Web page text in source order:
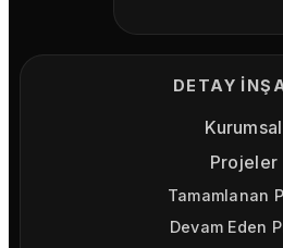
DETAY
Kurumsal
Projeler
Tamamlanan
Devam Eden